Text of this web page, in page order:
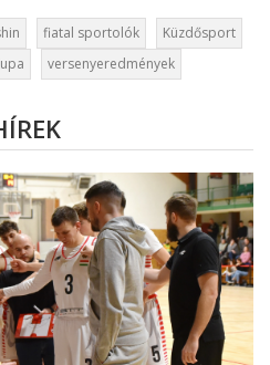
fiatal sportolók
Küzdősport
versenyeredmények